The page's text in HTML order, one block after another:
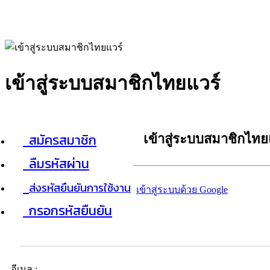
เข้าสู่ระบบสมาชิกไทยแวร์
สมัครสมาชิก
ลืมรหัสผ่าน
ส่งรหัสยืนยันการใช้งาน
กรอกรหัสยืนยัน
เข้าสู่ระบบสมาชิกไท
เข้าสู่ระบบด้วย Google